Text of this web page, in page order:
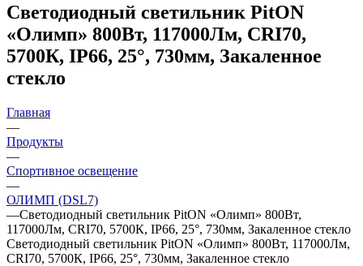
Светодиодный светильник PitON
«Олимп» 800Вт, 117000Лм, CRI70,
5700К, IP66, 25°, 730мм, Закаленное
стекло
Главная
—
Продукты
—
Спортивное освещение
—
ОЛИМП (DSL7)
—Светодиодный светильник PitON «Олимп» 800Вт,
117000Лм, CRI70, 5700К, IP66, 25°, 730мм, Закаленное стекло
Светодиодный светильник PitON «Олимп» 800Вт, 117000Лм,
CRI70, 5700К, IP66, 25°, 730мм, Закаленное стекло